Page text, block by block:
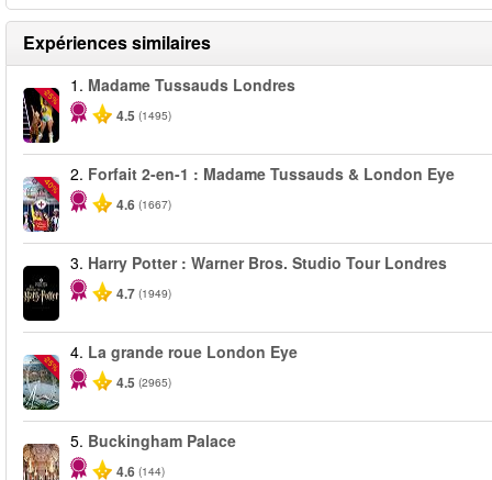
Expériences similaires
-25%
1. Madame Tussauds Londres
4.5 (1495)
-40%
2. Forfait 2-en-1 : Madame Tussauds & London Eye
4.6 (1667)
3. Harry Potter : Warner Bros. Studio Tour Londres
4.7 (1949)
-25%
4. La grande roue London Eye
4.5 (2965)
5. Buckingham Palace
4.6 (144)